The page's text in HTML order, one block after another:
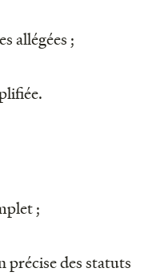
allégées ;
;
précise des statuts